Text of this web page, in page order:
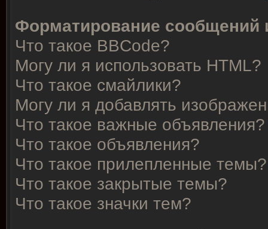
Форматирование сообщений
Что такое BBCode?
Могу ли я использовать HTML?
Что такое смайлики?
Могу ли я добавлять
Что такое важные объявления?
Что такое объявления?
Что такое прилепленные темы?
Что такое закрытые темы?
Что такое значки тем?